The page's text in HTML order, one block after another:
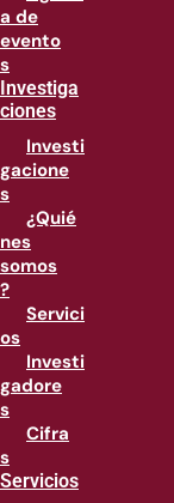
a de
evento
s
Investiga
ciones
Investi
gacione
s
¿Quié
nes
somos
?
Servici
os
Investi
gadore
s
Cifra
s
Servicios